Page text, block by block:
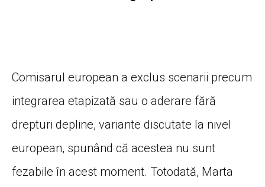
Comisarul european a exclus scenarii precum
integrarea etapizată sau o aderare fără
drepturi depline, variante discutate la nivel
european, spunând că acestea nu sunt
fezabile în acest moment. Totodată, Marta